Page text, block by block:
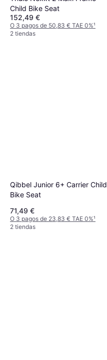
Child Bike Seat
152,49 €
O 3 pagos de 50,83 € TAE 0%¹
2 tiendas
Qibbel Junior 6+ Carrier Child
Bike Seat
71,49 €
O 3 pagos de 23,83 € TAE 0%¹
2 tiendas